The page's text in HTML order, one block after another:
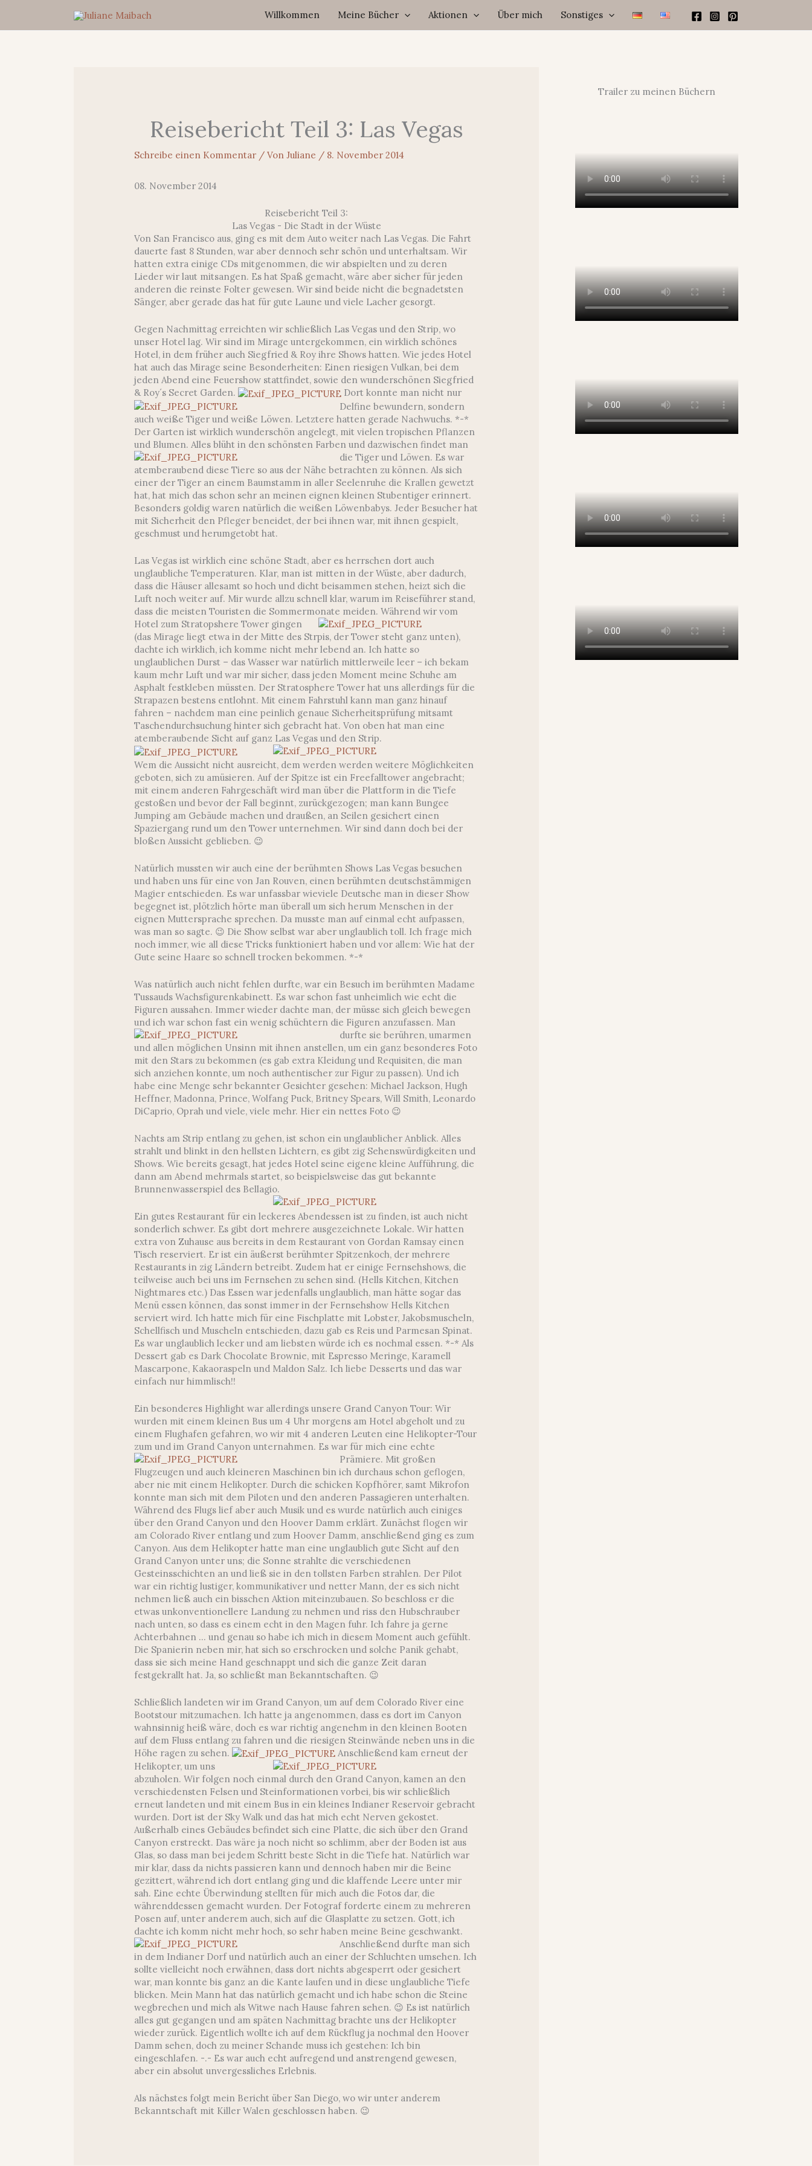
springen
Willkommen Meine Bücher Aktionen Über mich Sonstiges
Reisebericht Teil 3: Las Vegas
Schreibe einen Kommentar / VonJuliane / 8. November 2014
08. November 2014
Reisebericht Teil 3:
Las Vegas - Die Stadt in der Wüste
Von San Francisco aus, ging es mit dem Auto weiter nach Las Vegas. Die Fahrt
dauerte fast 8 Stunden, war aber dennoch sehr schön und unterhaltsam. Wir
hatten extra einige CDs mitgenommen, die wir abspielten und zu deren
Lieder wir laut mitsangen. Es hat Spaß gemacht, wäre aber sicher für jeden
anderen die reinste Folter gewesen. Wir sind beide nicht die begnadetsten
Sänger, aber gerade das hat für gute Laune und viele Lacher gesorgt.
Gegen Nachmittag erreichten wir schließlich Las Vegas und den Strip, wo
unser Hotel lag. Wir sind im Mirage untergekommen, ein wirklich schönes
Hotel, in dem früher auch Siegfried & Roy ihre Shows hatten. Wie jedes Hotel
hat auch das Mirage seine Besonderheiten: Einen riesigen Vulkan, bei dem
jeden Abend eine Feuershow stattfindet, sowie den wunderschönen Siegfried
& Roy´s Secret Garden.
Dort konnte man nicht nur
Delfine bewundern, sondern
auch weiße Tiger und weiße Löwen. Letztere hatten gerade Nachwuchs. *-*
Der Garten ist wirklich wunderschön angelegt, mit vielen tropischen Pflanzen
und Blumen. Alles blüht in den schönsten Farben und dazwischen findet man
die Tiger und Löwen. Es war
atemberaubend diese Tiere so aus der Nähe betrachten zu können. Als sich
einer der Tiger an einem Baumstamm in aller Seelenruhe die Krallen gewetzt
hat, hat mich das schon sehr an meinen eignen kleinen Stubentiger erinnert.
Besonders goldig waren natürlich die weißen Löwenbabys. Jeder Besucher hat
mit Sicherheit den Pfleger beneidet, der bei ihnen war, mit ihnen gespielt,
geschmust und herumgetobt hat.
Las Vegas ist wirklich eine schöne Stadt, aber es herrschen dort auch
unglaubliche Temperaturen. Klar, man ist mitten in der Wüste, aber dadurch,
dass die Häuser allesamt so hoch und dicht beisammen stehen, heizt sich die
Luft noch weiter auf. Mir wurde allzu schnell klar, warum im Reiseführer stand,
dass die meisten Touristen die Sommermonate meiden.Während wir vom
Hotel zum Stratopshere Tower gingen
(das Mirage liegt etwa in der Mitte des Strpis, der Tower steht ganz unten),
dachte ich wirklich, ich komme nicht mehr lebend an. Ich hatte so
unglaublichen Durst – das Wasser war natürlich mittlerweile leer – ich bekam
kaum mehr Luft und war mir sicher, dass jeden Moment meine Schuhe am
Asphalt festkleben müssten. Der Stratosphere Tower hat uns allerdings für die
Strapazen bestens entlohnt. Mit einem Fahrstuhl kann man ganz hinauf
fahren – nachdem man eine peinlich genaue Sicherheitsprüfung mitsamt
Taschendurchsuchung hinter sich gebracht hat. Von oben hat man eine
atemberaubende Sicht auf ganz Las Vegas und den Strip.
Wem die Aussicht nicht ausreicht, dem werden werden weitere Möglichkeiten
geboten, sich zu amüsieren. Auf der Spitze ist ein Freefalltower angebracht;
mit einem anderen Fahrgeschäft wird man über die Plattform in die Tiefe
gestoßen und bevor der Fall beginnt, zurückgezogen; man kann Bungee
Jumping am Gebäude machen und draußen, an Seilen gesichert einen
Spaziergang rund um den Tower unternehmen. Wir sind dann doch bei der
bloßen Aussicht geblieben. 😉
Natürlich mussten wir auch eine der berühmten Shows Las Vegas besuchen
und haben uns für eine von Jan Rouven, einen berühmten deutschstämmigen
Magier entschieden. Es war unfassbar wieviele Deutsche man in dieser Show
begegnet ist, plötzlich hörte man überall um sich herum Menschen in der
eignen Muttersprache sprechen. Da musste man auf einmal echt aufpassen,
was man so sagte. 😉 Die Show selbst war aber unglaublich toll. Ich frage mich
noch immer, wie all diese Tricks funktioniert haben und vor allem: Wie hat der
Gute seine Haare so schnell trocken bekommen. *-*
Was natürlich auch nicht fehlen durfte, war ein Besuch im berühmten Madame
Tussauds Wachsfigurenkabinett. Es war schon fast unheimlich wie echt die
Figuren aussahen. Immer wieder dachte man, der müsse sich gleich bewegen
und ich war schon fast ein wenig schüchtern die Figuren anzufassen. Man
durfte sie berühren, umarmen
und allen möglichen Unsinn mit ihnen anstellen, um ein ganz besonderes Foto
mit den Stars zu bekommen (es gab extra Kleidung und Requisiten, die man
sich anziehen konnte, um noch authentischer zur Figur zu passen). Und ich
habe eine Menge sehr bekannter Gesichter gesehen: Michael Jackson, Hugh
Heffner, Madonna, Prince, Wolfang Puck, Britney Spears, Will Smith, Leonardo
DiCaprio, Oprah und viele, viele mehr. Hier ein nettes Foto 😉
Nachts am Strip entlang zu gehen, ist schon ein unglaublicher Anblick. Alles
strahlt und blinkt in den hellsten Lichtern, es gibt zig Sehenswürdigkeiten und
Shows. Wie bereits gesagt, hat jedes Hotel seine eigene kleine Aufführung, die
dann am Abend mehrmals startet, so beispielsweise das gut bekannte
Brunnenwasserspiel des Bellagio.
Ein gutes Restaurant für ein leckeres Abendessen ist zu finden, ist auch nicht
sonderlich schwer. Es gibt dort mehrere ausgezeichnete Lokale. Wir hatten
extra von Zuhause aus bereits in dem Restaurant von Gordan Ramsay einen
Tisch reserviert. Er ist ein äußerst berühmter Spitzenkoch, der mehrere
Restaurants in zig Ländern betreibt. Zudem hat er einige Fernsehshows, die
teilweise auch bei uns im Fernsehen zu sehen sind. (Hells Kitchen, Kitchen
Nightmares etc.) Das Essen war jedenfalls unglaublich, man hätte sogar das
Menü essen können, das sonst immer in der Fernsehshow Hells Kitchen
serviert wird. Ich hatte mich für eine Fischplatte mit Lobster, Jakobsmuscheln,
Schellfisch und Muscheln entschieden, dazu gab es Reis und Parmesan Spinat.
Es war unglaublich lecker und am liebsten würde ich es nochmal essen. *-* Als
Dessert gab es Dark Chocolate Brownie, mit Espresso Meringe, Karamell
Mascarpone, Kakaoraspeln und Maldon Salz. Ich liebe Desserts und das war
einfach nur himmlisch!!
Ein besonderes Highlight war allerdings unsere Grand Canyon Tour: Wir
wurden mit einem kleinen Bus um 4 Uhr morgens am Hotel abgeholt und zu
einem Flughafen gefahren, wo wir mit 4 anderen Leuten eine Helikopter-Tour
zum und im Grand Canyon unternahmen. Es war für mich eine echte
Prämiere. Mit großen
Flugzeugen und auch kleineren Maschinen bin ich durchaus schon geflogen,
aber nie mit einem Helikopter. Durch die schicken Kopfhörer, samt Mikrofon
konnte man sich mit dem Piloten und den anderen Passagieren unterhalten.
Während des Flugs lief aber auch Musik und es wurde natürlich auch einiges
über den Grand Canyon und den Hoover Damm erklärt. Zunächst flogen wir
am Colorado River entlang und zum Hoover Damm, anschließend ging es zum
Canyon. Aus dem Helikopter hatte man eine unglaublich gute Sicht auf den
Grand Canyon unter uns; die Sonne strahlte die verschiedenen
Gesteinsschichten an und ließ sie in den tollsten Farben strahlen. Der Pilot
war ein richtig lustiger, kommunikativer und netter Mann, der es sich nicht
nehmen ließ auch ein bisschen Aktion miteinzubauen. So beschloss er die
etwas unkonventionellere Landung zu nehmen und riss den Hubschrauber
nach unten, so dass es einem echt in den Magen fuhr. Ich fahre ja gerne
Achterbahnen … und genau so habe ich mich in diesem Moment auch gefühlt.
Die Spanierin neben mir, hat sich so erschrocken und solche Panik gehabt,
dass sie sich meine Hand geschnappt und sich die ganze Zeit daran
festgekrallt hat. Ja, so schließt man Bekanntschaften. 😉
Schließlich landeten wir im Grand Canyon, um auf dem Colorado River eine
Bootstour mitzumachen. Ich hatte ja angenommen, dass es dort im Canyon
wahnsinnig heiß wäre, doch es war richtig angenehm in den kleinen Booten
auf dem Fluss entlang zu fahren und die riesigen Steinwände neben uns in die
Höhe ragen zu sehen.
Anschließend kam erneut der
Helikopter, um uns
abzuholen. Wir folgen noch einmal durch den Grand Canyon, kamen an den
verschiedensten Felsen und Steinformationen vorbei, bis wir schließlich
erneut landeten und mit einem Bus in ein kleines Indianer Reservoir gebracht
wurden. Dort ist der Sky Walk und das hat mich echt Nerven gekostet.
Außerhalb eines Gebäudes befindet sich eine Platte, die sich über den Grand
Canyon erstreckt. Das wäre ja noch nicht so schlimm, aber der Boden ist aus
Glas, so dass man bei jedem Schritt beste Sicht in die Tiefe hat. Natürlich war
mir klar, dass da nichts passieren kann und dennoch haben mir die Beine
gezittert, während ich dort entlang ging und die klaffende Leere unter mir
sah. Eine echte Überwindung stellten für mich auch die Fotos dar, die
währenddessen gemacht wurden. Der Fotograf forderte einem zu mehreren
Posen auf, unter anderem auch, sich auf die Glasplatte zu setzen. Gott, ich
dachte ich komm nicht mehr hoch, so sehr haben meine Beine geschwankt.
Anschließend durfte man sich
in dem Indianer Dorf und natürlich auch an einer der Schluchten umsehen. Ich
sollte vielleicht noch erwähnen, dass dort nichts abgesperrt oder gesichert
war, man konnte bis ganz an die Kante laufen und in diese unglaubliche Tiefe
blicken. Mein Mann hat das natürlich gemacht und ich habe schon die Steine
wegbrechen und mich als Witwe nach Hause fahren sehen. 😉 Es ist natürlich
alles gut gegangen und am späten Nachmittag brachte uns der Helikopter
wieder zurück. Eigentlich wollte ich auf dem Rückflug ja nochmal den Hoover
Damm sehen, doch zu meiner Schande muss ich gestehen: Ich bin
eingeschlafen. -.- Es war auch echt aufregend und anstrengend gewesen,
aber ein absolut unvergessliches Erlebnis.
Als nächstes folgt mein Bericht über San Diego, wo wir unter anderem
Bekanntschaft mit Killer Walen geschlossen haben. 😉
Trailer zu meinen Büchern